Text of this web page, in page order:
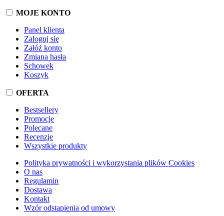
MOJE KONTO
Panel klienta
Zaloguj się
Załóż konto
Zmiana hasła
Schowek
Koszyk
OFERTA
Bestsellery
Promocje
Polecane
Recenzje
Wszystkie produkty
Polityka prywatności i wykorzystania plików Cookies
O nas
Regulamin
Dostawa
Kontakt
Wzór odstąpienia od umowy